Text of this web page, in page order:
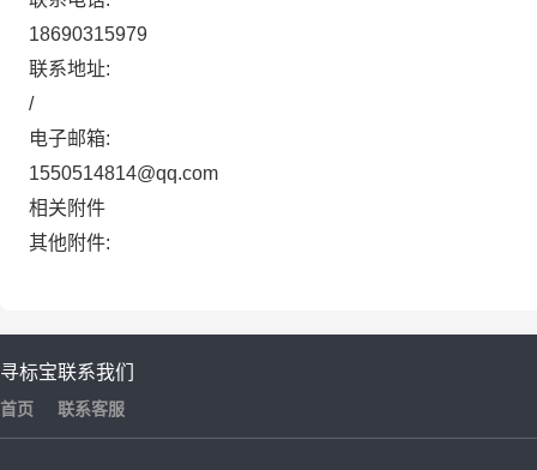
18690315979
联系地址:
/
电子邮箱:
1550514814@qq.com
相关附件
其他附件:
寻标宝
首页
联系我们
联系客服